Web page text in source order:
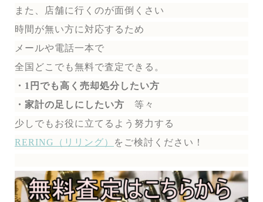
また、店舗に行くのが面倒くさい
時間が無い方に対応するため
メールや電話一本で
全国どこでも無料で査定できる。
・1円でも高く売却処分したい方
・家計の足しにしたい方 等々
少しでもお役に立てるよう努力する
RERING（リリング）
を ご検討ください！